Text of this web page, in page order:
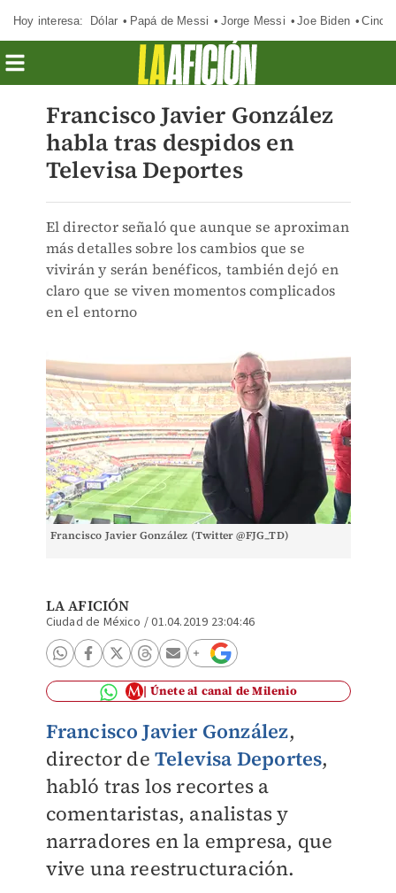
Hoy interesa: Dólar Papá de Messi Jorge Messi Joe Biden
Francisco Javier González
habla tras despidos en
Televisa Deportes
El director señaló que aunque se aproximan
más detalles sobre los cambios que se
vivirán y serán benéficos, también dejó en
claro que se viven momentos complicados
en el entorno
Francisco Javier González (Twitter @FJG_TD)
LA AFICIÓN
Ciudad de México /01.04.2019 23:04:46
Únete al canal de Milenio
Francisco Javier González,
director de Televisa Deportes,
habló tras los recortes a
comentaristas, analistas y
narradores en la empresa, que
vive una reestructuración.